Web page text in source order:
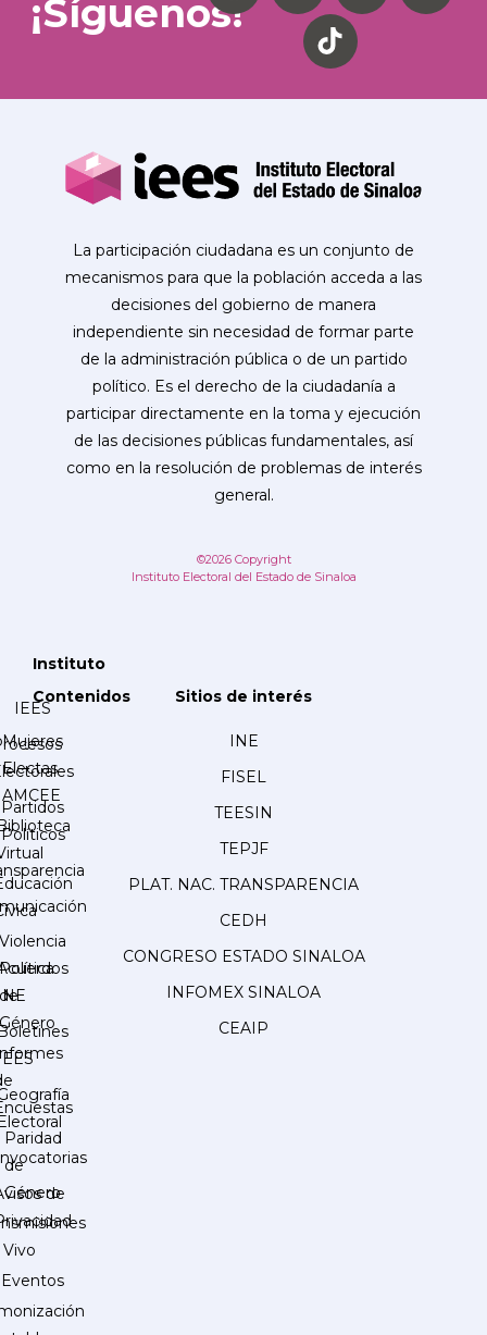
¡Síguenos!
La participación ciudadana es un conjunto de
mecanismos para que la población acceda a las
decisiones del gobierno de manera
independiente sin necesidad de formar parte
de la administración pública o de un partido
político. Es el derecho de la ciudadanía a
participar directamente en la toma y ejecución
de las decisiones públicas fundamentales, así
como en la resolución de problemas de interés
general.
©2026 Copyright
Instituto Electoral del Estado de Sinaloa
Instituto
IEES
Partidos
Políticos
de
Contenidos
Mujeres
Electas
AMCEE
Violencia
Política
de
Género
Paridad
de
Género
Eventos
Sitios de interés
INE
FISEL
TEESIN
TEPJF
PLAT. NAC. TRANSPARENCIA
CEDH
CONGRESO ESTADO SINALOA
INFOMEX SINALOA
CEAIP